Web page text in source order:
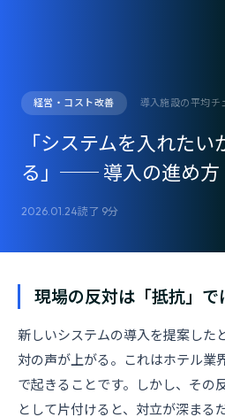
経営・コスト改善 導入施設の平均チ
「システムを入れた
る」── 導入の進め方
2026.01.24読了 9分
現場の反対は「抵抗」で
新しいシステムの導入を提案した
対の声が上がる。これはホテル業
で起きることです。しかし、その
として片付けると、対立が深まる